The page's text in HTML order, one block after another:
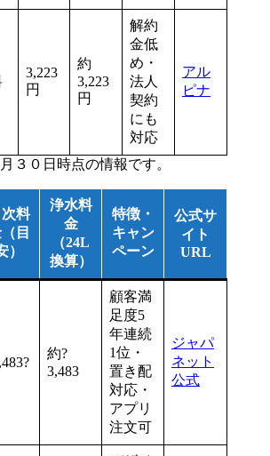
3,223
円
約
3,223
円
解約
金低
め・
法人
契約
にも
対応
アル
ピナ
３０日時点の情報です。
次料
目
）
浄水料
金
（24L
換算）
特徴・
キャン
ペーン
公式サ
イト
URL
約?
3,483
顧客満
足度5
年連続
1位・
置き配
対応・
アプリ
注文可
ジャパ
ネット
公式